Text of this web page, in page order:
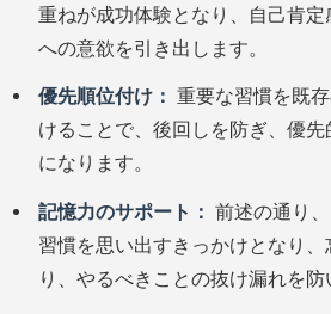
重ねが成功体験となり、自己肯
への意欲を引き出します。
優先順位付け： 重要な習慣を既
けることで、後回しを防ぎ、優先
になります。
記憶力のサポート： 前述の通り
習慣を思い出すきっかけとなり
り、やるべきことの抜け漏れを防